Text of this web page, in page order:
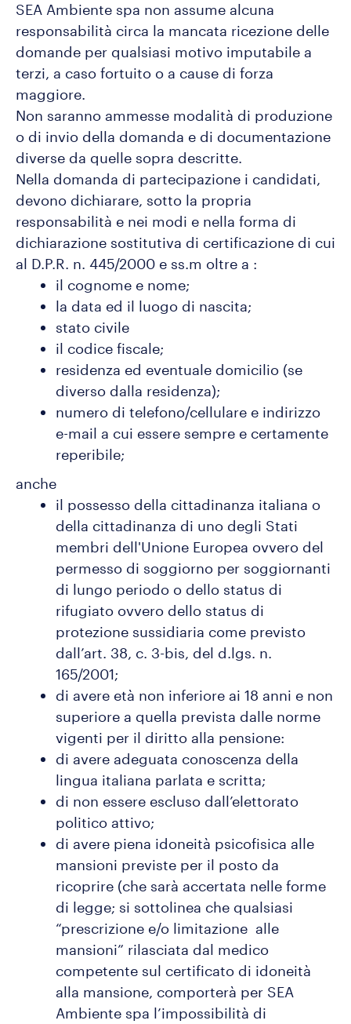
SEA Ambiente spa non assume alcuna
responsabilità circa la mancata ricezione delle
domande per qualsiasi motivo imputabile a
terzi, a caso fortuito o a cause di forza
maggiore.
Non saranno ammesse modalità di produzione
o di invio della domanda e di documentazione
diverse da quelle sopra descritte.
Nella domanda di partecipazione i candidati,
devono dichiarare, sotto la propria
responsabilità e nei modi e nella forma di
dichiarazione sostitutiva di certificazione di cui
al D.P.R. n. 445/2000 e ss.m oltre a :
il cognome e nome;
la data ed il luogo di nascita;
stato civile
il codice fiscale;
residenza ed eventuale domicilio (se
diverso dalla residenza);
numero di telefono/cellulare e indirizzo
e-mail a cui essere sempre e certamente
reperibile;
anche
il possesso della cittadinanza italiana o
della cittadinanza di uno degli Stati
membri dell'Unione Europea ovvero del
permesso di soggiorno per soggiornanti
di lungo periodo o dello status di
rifugiato ovvero dello status di
protezione sussidiaria come previsto
dall’art. 38, c. 3-bis, del d.lgs. n.
165/2001;
di avere età non inferiore ai 18 anni e non
superiore a quella prevista dalle norme
vigenti per il diritto alla pensione:
di avere adeguata conoscenza della
lingua italiana parlata e scritta;
di non essere escluso dall’elettorato
politico attivo;
di avere piena idoneità psicofisica alle
mansioni previste per il posto da
ricoprire (che sarà accertata nelle forme
di legge; si sottolinea che qualsiasi
“prescrizione e/o limitazione alle
mansioni” rilasciata dal medico
competente sul certificato di idoneità
alla mansione, comporterà per SEA
Ambiente spa l’impossibilità di